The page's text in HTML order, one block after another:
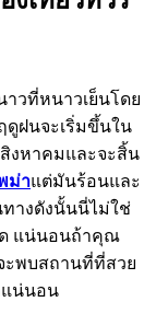
วที่หนาวเย็นโดย
ดูฝนจะเริ่มขึ้นใน
งหาคมและจะสิ้น
ม่าแต่มันร้อนและ
างดังนั้นนี่ไม่ใช่
ด แน่นอนถ้าคุณ
พบสถานที่ที่สวย
แน่นอน